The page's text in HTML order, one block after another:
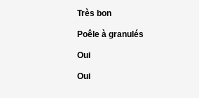
Très bon
Poêle à granulés
Oui
Oui